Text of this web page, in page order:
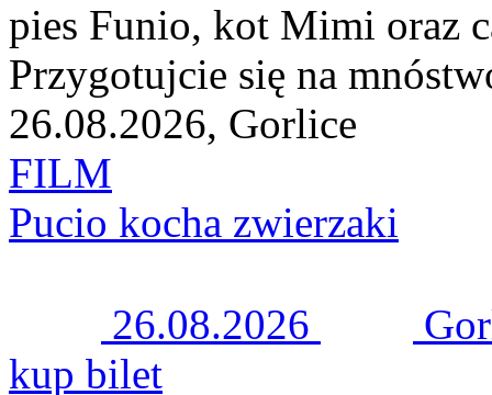
pies Funio, kot Mimi oraz
Przygotujcie się na
26.08.2026, Gorlice
FILM
Pucio kocha zwierzaki
26.08.2026
kup bilet